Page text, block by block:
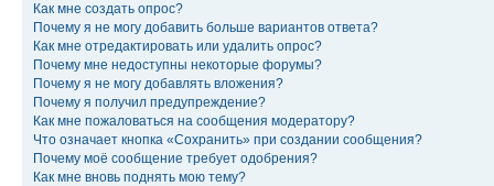
Как мне создать опрос?
Почему я не могу добавить больше вариантов ответа?
Как мне отредактировать или удалить опрос?
Почему мне недоступны некоторые форумы?
Почему я не могу добавлять вложения?
Почему я получил предупреждение?
Как мне пожаловаться на сообщения модератору?
Что означает кнопка «Сохранить» при создании сообщения?
Почему моё сообщение требует одобрения?
Как мне вновь поднять мою тему?